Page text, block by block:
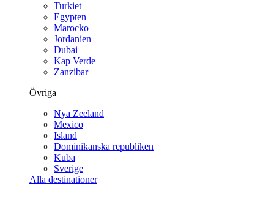
Turkiet
Egypten
Marocko
Jordanien
Dubai
Kap Verde
Zanzibar
Övriga
Nya Zeeland
Mexico
Island
Dominikanska republiken
Kuba
Sverige
Alla destinationer